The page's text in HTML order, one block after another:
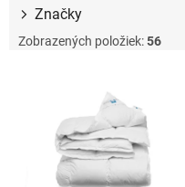
Značky
Zobrazených položiek:56